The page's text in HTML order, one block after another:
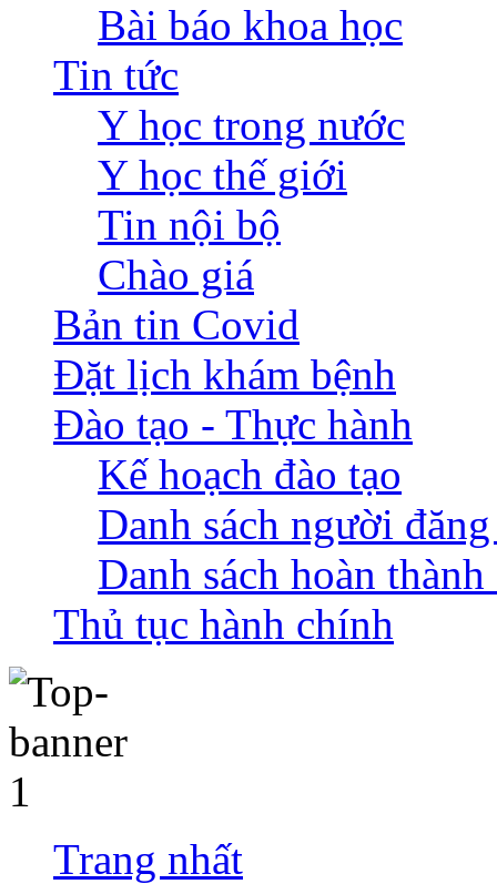
Bài báo khoa học
Tin tức
Y học trong nước
Y học thế giới
Tin nội bộ
Chào giá
Bản tin Covid
Đặt lịch khám bệnh
Đào tạo - Thực hành
Kế hoạch đào tạo
Danh sách người
Danh sách hoàn
Thủ tục hành chính
Trang nhất